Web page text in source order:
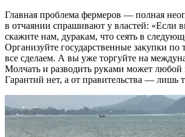
Главная проблема фермеров — полная
в отчаянии спрашивают у властей: «Если
скажите нам, дуракам, что сеять в
Организуйте государственные закупки
все сделаем. А вы уже торгуйте на
Молчать и разводить руками может
Гарантий нет, а от правительства — лишь